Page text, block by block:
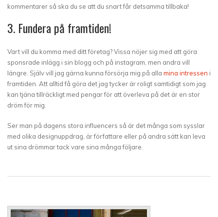
kommentarer så ska du se att du snart får detsamma tillbaka!
3. Fundera på framtiden!
Vart vill du komma med ditt företag? Vissa nöjer sig med att göra
sponsrade inlägg i sin blogg och på instagram, men andra vill
längre. Själv vill jag gärna kunna försörja mig på alla mina intressen i
framtiden. Att alltid få göra det jag tycker är roligt samtidigt som jag
kan tjäna tillräckligt med pengar för att överleva på det är en stor
dröm för mig.
Ser man på dagens stora influencers så är det många som sysslar
med olika designuppdrag, är författare eller på andra sätt kan leva
ut sina drömmar tack vare sina många följare.